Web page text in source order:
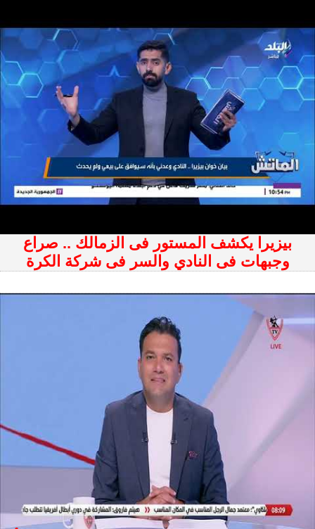
بيزيرا يكشف المستور فى الزمالك .. صراع
وجبهات فى النادي والسر فى شركة الكرة